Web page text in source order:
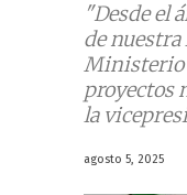
"Desde el
de
Ministerio
proyectos
la
agosto 5, 2025